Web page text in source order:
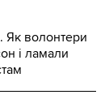
Як волонтери
і ламали